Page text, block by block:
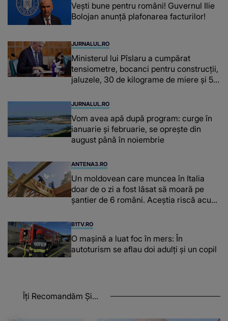
Vești bune pentru români! Guvernul Ilie
Bolojan anunță plafonarea facturilor!
JURNALUL.RO
Ministerul lui Pîslaru a cumpărat
tensiometre, bocanci pentru construcții,
jaluzele, 30 de kilograme de miere și 50
JURNALUL.RO
Vom avea apă după program: curge în
ianuarie și februarie, se oprește din
august până în noiembrie
ANTENA3.RO
Un moldovean care muncea în Italia
doar de o zi a fost lăsat să moară pe
şantier de 6 români. Aceștia riscă acum
B1TV.RO
O maşină a luat foc în mers: În
autoturism se aflau doi adulți și un copil
Îți Recomandăm Și...